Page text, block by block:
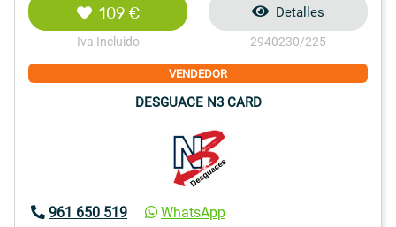
109 €
Iva Incluido
Detalles
2940230/225
VENDEDOR
DESGUACE N3 CARD
961 650 519
WhatsApp